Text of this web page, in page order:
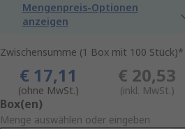
Mengenpreis-Optionen
anzeigen
Zwischensumme (1 Box mit 100 Stück)*
€ 17,11
(ohne MwSt.)
€ 20,53
(inkl. MwSt.)
Add
to
Box(en)
Menge auswählen oder eingeben